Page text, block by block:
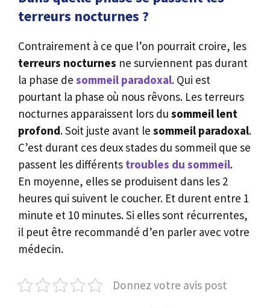
terreurs nocturnes ?
Contrairement à ce que l’on pourrait croire, les
terreurs nocturnes ne surviennent pas durant
la phase de sommeil paradoxal. Qui est
pourtant la phase où nous rêvons. Les terreurs
nocturnes apparaissent lors du sommeil lent
profond. Soit juste avant le sommeil paradoxal.
C’est durant ces deux stades du sommeil que se
passent les différents troubles du sommeil.
En moyenne, elles se produisent dans les 2
heures qui suivent le coucher. Et durent entre 1
minute et 10 minutes. Si elles sont récurrentes,
il peut être recommandé d’en parler avec votre
médecin.
Donnez votre avis post